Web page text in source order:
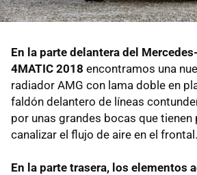
En la parte delantera del
4MATIC 2018 encontramos una
radiador AMG con lama doble en
faldón delantero de líneas
por unas grandes bocas que tienen
canalizar el flujo de aire en el frontal.
En la parte trasera, los elementos